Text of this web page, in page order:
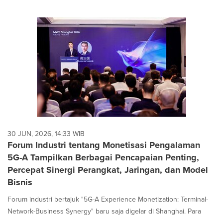
30 JUN, 2026, 14:33 WIB
Forum Industri tentang Monetisasi Pengalaman
5G-A Tampilkan Berbagai Pencapaian Penting,
Percepat Sinergi Perangkat, Jaringan, dan Model
Bisnis
Forum industri bertajuk "5G-A Experience Monetization: Terminal-
Network-Business Synergy" baru saja digelar di Shanghai. Para